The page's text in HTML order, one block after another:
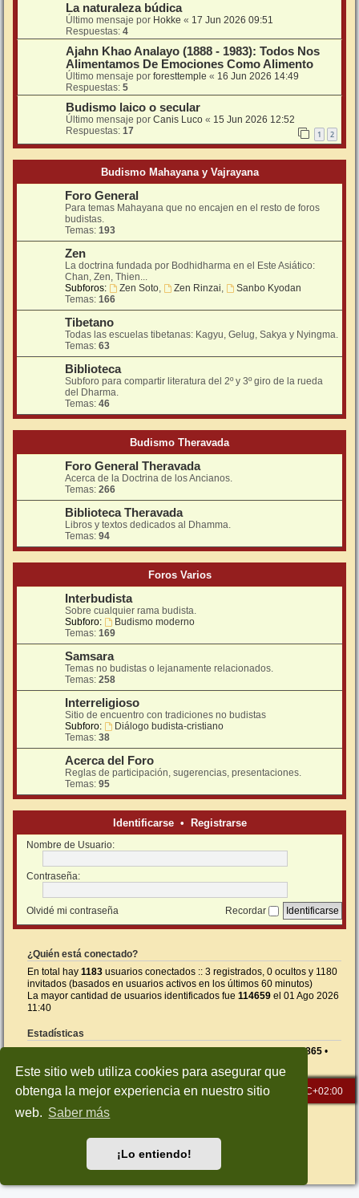
Este sitio web utiliza cookies para asegurar que
obtenga la mejor experiencia en nuestro sitio
web. Saber más
¡Lo entiendo!
La naturaleza búdica
Último mensaje por Hokke « 17 Jun 2026 09:51
Respuestas: 4
Ajahn Khao Analayo (1888 - 1983): Todos Nos
Alimentamos De Emociones Como Alimento
Último mensaje por foresttemple « 16 Jun 2026 14:49
Respuestas: 5
Budismo laico o secular
Último mensaje por Canis Luco « 15 Jun 2026 12:52
Respuestas: 17 1 2
Budismo Mahayana y Vajrayana
Foro General
Para temas Mahayana que no encajen en el resto de foros
budistas.
Temas: 193
Zen
La doctrina fundada por Bodhidharma en el Este Asiático:
Chan, Zen, Thien...
Subforos:
Zen Soto, Zen Rinzai,
Sanbo Kyodan
Temas: 166
Tibetano
Todas las escuelas tibetanas: Kagyu, Gelug, Sakya y Nyingma.
Temas: 63
Biblioteca
Subforo para compartir literatura del 2º y 3º giro de la rueda
del Dharma.
Temas: 46
Budismo Theravada
Foro General Theravada
Acerca de la Doctrina de los Ancianos.
Temas: 266
Biblioteca Theravada
Libros y textos dedicados al Dhamma.
Temas: 94
Foros Varios
Interbudista
Sobre cualquier rama budista.
Subforo:
Budismo moderno
Temas: 169
Samsara
Temas no budistas o lejanamente relacionados.
Temas: 258
Interreligioso
Sitio de encuentro con tradiciones no budistas
Subforo:
Diálogo budista-cristiano
Temas: 38
Acerca del Foro
Reglas de participación, sugerencias, presentaciones.
Temas: 95
Identificarse• Registrarse
Nombre de Usuario:
Contraseña:
Olvidé mi contraseña Recordar
¿Quién está conectado?
En total hay 1183 usuarios conectados :: 3 registrados, 0 ocultos y 1180
invitados (basados en usuarios activos en los últimos 60 minutos)
La mayor cantidad de usuarios identificados fue 114659 el 01 Ago 2026
11:40
Estadísticas
Mensajes totales26591• Temas totales1414• Usuarios totales865 •
Inicio Índice general Todos los horarios son UTC+02:00
Desarrollado porphpBB